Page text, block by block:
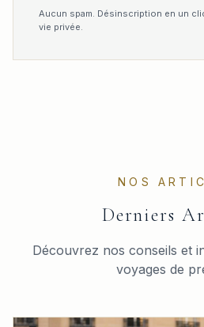
Aucun spam. Désinscription en un
vie privée.
NOS
Derniers
Découvrez nos conseils et
voyages de